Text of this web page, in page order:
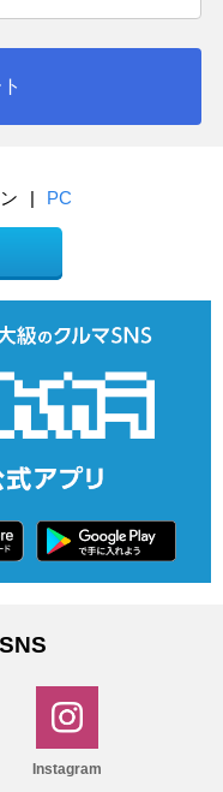
| PC
Instagram